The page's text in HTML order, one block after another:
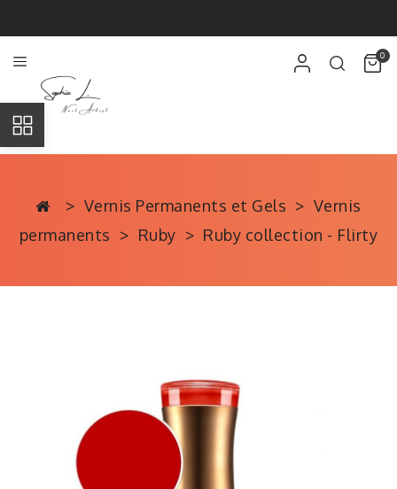
0
Vernis Permanents et Gels
Vernis
permanents
Ruby Ruby collection - Flirty